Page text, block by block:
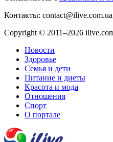
Контакты:
Copyright © 2011–2026
Новости
Здоровье
Семья и дети
Питание и диеты
Красота и мода
Отношения
Спорт
О портале